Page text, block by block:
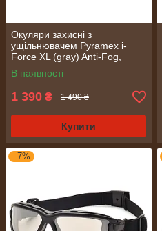
Окуляри захисні з
ущільнювачем Pyramex i-
Force XL (gray) Anti-Fog,
чорний
В наявності
1 390 ₴ 1 490 ₴
Купити
–7%